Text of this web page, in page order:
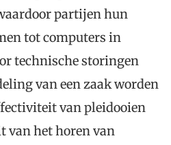
partijen hun
tot computers in
technische storingen
van een zaak worden
van pleidooien
van het horen van